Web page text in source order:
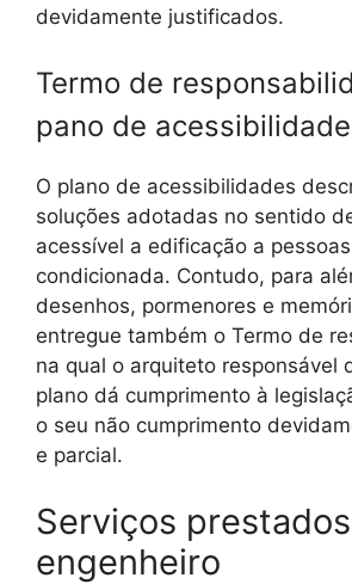
devidamente justificados.
Termo de
pano de
O plano de acessibilidades
soluções adotadas no sentido
acessível a edificação a
condicionada. Contudo, para
desenhos, pormenores e
entregue também o Termo de
na qual o arquiteto responsável
plano dá cumprimento à
o seu não cumprimento
e parcial.
Serviços
engenheiro